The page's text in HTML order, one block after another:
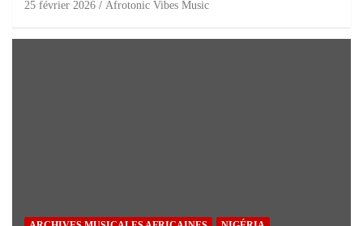
25 février 2026 Afrotonic Vibes Music